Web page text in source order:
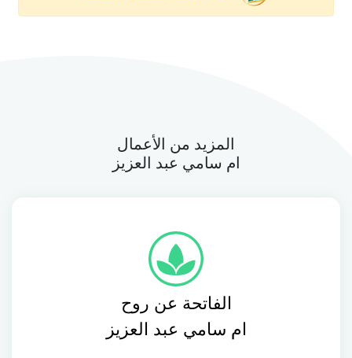
المزيد من الأعمال
ام سامي عبد العزيز
الفاتحة عن روح
ام سامي عبد العزيز